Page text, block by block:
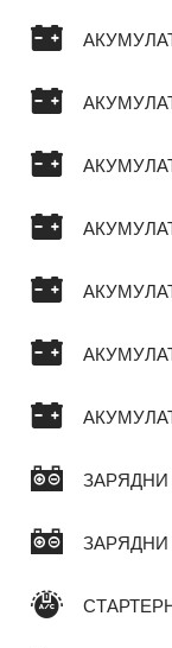
ЗАРЯДНИ
ЗАРЯДНИ